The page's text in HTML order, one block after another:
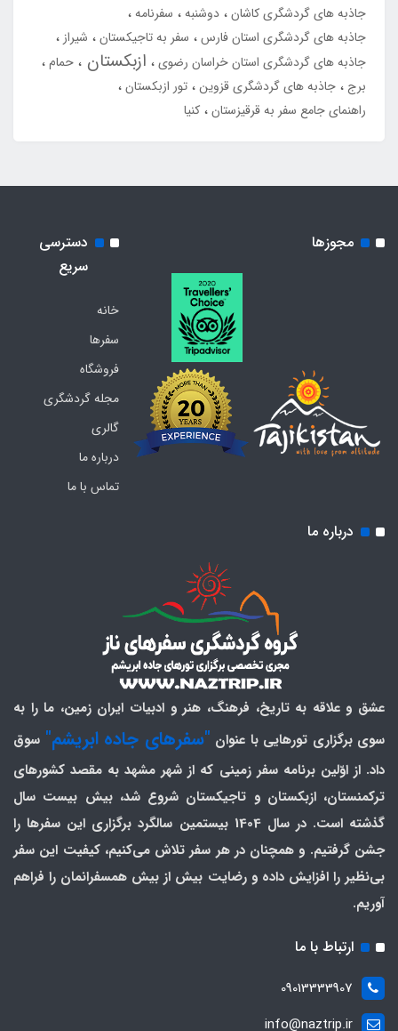
جاذبه های گردشگری کاشان دوشنبه
سفرنامه
جاذبه های گردشگری استان فارس
سفر به تاجیکستان
شیراز
جاذبه های گردشگری استان خراسان رضوی
ازبکستان
حمام
برج جاذبه های گردشگری قزوین تور ازبکستان
راهنمای جامع سفر به قرقیزستان کنیا
مجوزها
دسترسی
سریع
خانه
سفرها
فروشگاه
مجله گردشگری
گالری
درباره ما
تماس با ما
درباره ما
عشق و علاقه به تاریخ، فرهنگ، هنر و ادبیات ایران زمین، ما را به
سوی برگزاری تورهایی با عنوان "سفرهای جاده ابریشم" سوق
داد. از اوّلین برنامه سفر زمینی که از شهر مشهد به مقصد کشورهای
ترکمنستان، ازبکستان و تاجیکستان شروع شد، بیش بیست سال
گذشته است. در سال 1404 بیستمین سالگرد برگزاری این سفرها را
جشن گرفتیم. و همچنان در هر سفر تلاش می‌کنیم، کیفیت این سفر
بی‌نظیر را افزایش داده و رضایت بیش از بیش همسفرانمان را فراهم
آوریم.
ارتباط با ما
09013333907
info@naztrip.ir